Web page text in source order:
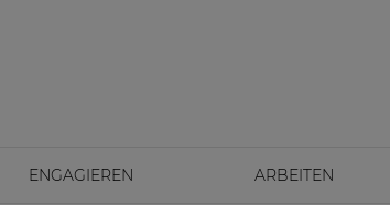
ENGAGIEREN ARBEITEN